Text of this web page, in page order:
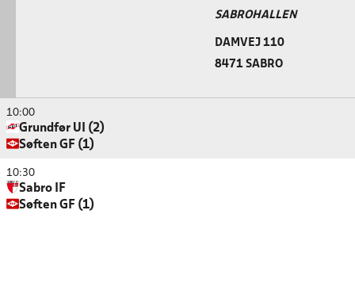
SABROHALLEN
DAMVEJ 110
8471 SABRO
10:00
Grundfør UI (2)
Søften GF (1)
10:30
Sabro IF
Søften GF (1)